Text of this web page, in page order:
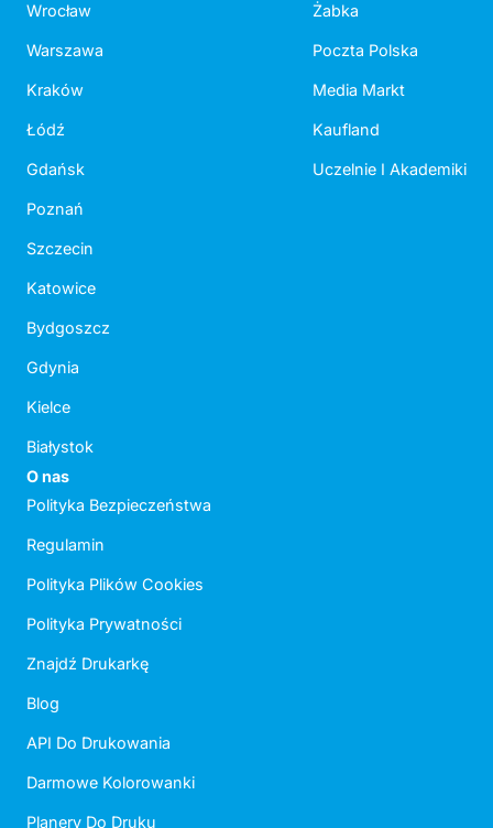
Wrocław
Warszawa
Kraków
Łódź
Gdańsk
Poznań
Szczecin
Katowice
Bydgoszcz
Gdynia
Kielce
Białystok
Żabka
Poczta Polska
Media Markt
Kaufland
Uczelnie I Akademiki
O nas
Polityka Bezpieczeństwa
Regulamin
Polityka Plików Cookies
Polityka Prywatności
Znajdź Drukarkę
Blog
API Do Drukowania
Darmowe Kolorowanki
Planery Do Druku